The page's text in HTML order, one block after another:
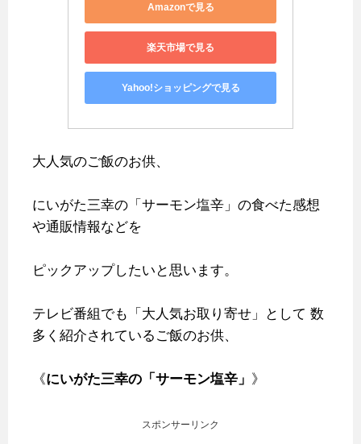
Amazonで見る
楽天市場で見る
Yahoo!ショッピングで見る
大人気のご飯のお供、
にいがた三幸の「サーモン塩辛」の食べた感想
や通販情報などを
ピックアップしたいと思います。
テレビ番組でも「大人気お取り寄せ」として 数
多く紹介されているご飯のお供、
《にいがた三幸の「サーモン塩辛」 》
スポンサーリンク